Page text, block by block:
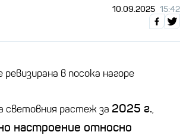
10.09.2025 15:42
в посока нагоре
световния растеж за 2025 г.,
настроение относно